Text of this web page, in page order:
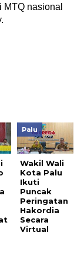
nasional
Palu
Wakil Wali
Kota Palu
Ikuti
Puncak
Peringatan
Hakordia
Secara
Virtual